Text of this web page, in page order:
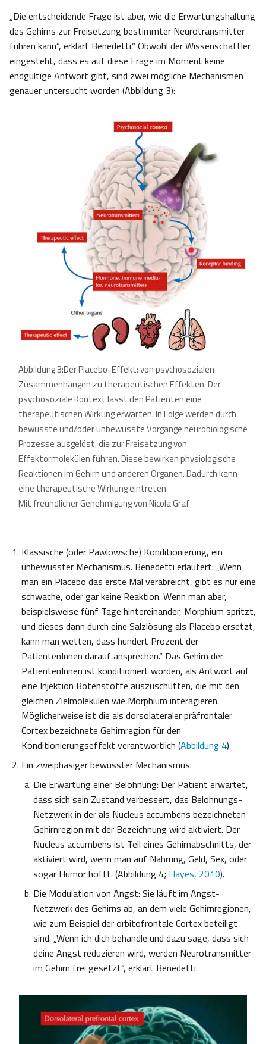
„Die entscheidende Frage ist aber, wie die Erwartungshaltung
des Gehirns zur Freisetzung bestimmter Neurotransmitter
führen kann“, erklärt Benedetti.“ Obwohl der Wissenschaftler
eingesteht, dass es auf diese Frage im Moment keine
endgültige Antwort gibt, sind zwei mögliche Mechanismen
genauer untersucht worden (Abbildung 3):
Abbildung 3:Der Placebo-Effekt: von psychosozialen
Zusammenhängen zu therapeutischen Effekten. Der
psychosoziale Kontext lässt den Patienten eine
therapeutischen Wirkung erwarten. In Folge werden durch
bewusste und/oder unbewusste Vorgänge neurobiologische
Prozesse ausgelöst, die zur Freisetzung von
Effektormolekülen führen. Diese bewirken physiologische
Reaktionen im Gehirn und anderen Organen. Dadurch kann
eine therapeutische Wirkung eintreten
Mit freundlicher Genehmigung von Nicola Graf
Klassische (oder Pawlowsche) Konditionierung, ein
unbewusster Mechanismus. Benedetti erläutert: „Wenn
man ein Placebo das erste Mal verabreicht, gibt es nur eine
schwache, oder gar keine Reaktion. Wenn man aber,
beispielsweise fünf Tage hintereinander, Morphium spritzt,
und dieses dann durch eine Salzlösung als Placebo ersetzt,
kann man wetten, dass hundert Prozent der
PatientenInnen darauf ansprechen.“ Das Gehirn der
PatientenInnen ist konditioniert worden, als Antwort auf
eine Injektion Botenstoffe auszuschütten, die mit den
gleichen Zielmolekülen wie Morphium interagieren.
Möglicherweise ist die als dorsolateraler präfrontaler
Cortex bezeichnete Gehirnregion für den
Konditionierungseffekt verantwortlich (Abbildung 4).
Ein zweiphasiger bewusster Mechanismus:
Die Erwartung einer Belohnung: Der Patient erwartet,
dass sich sein Zustand verbessert, das Belohnungs-
Netzwerk in der als Nucleus accumbens bezeichneten
Gehirnregion mit der Bezeichnung wird aktiviert. Der
Nucleus accumbens ist Teil eines Gehirnabschnitts, der
aktiviert wird, wenn man auf Nahrung, Geld, Sex, oder
sogar Humor hofft. (Abbildung 4; Hayes, 2010).
Die Modulation von Angst: Sie läuft im Angst-
Netzwerk des Gehirns ab, an dem viele Gehirnregionen,
wie zum Beispiel der orbitofrontale Cortex beteiligt
sind. „Wenn ich dich behandle und dazu sage, dass sich
deine Angst reduzieren wird, werden Neurotransmitter
im Gehirn frei gesetzt“, erklärt Benedetti.